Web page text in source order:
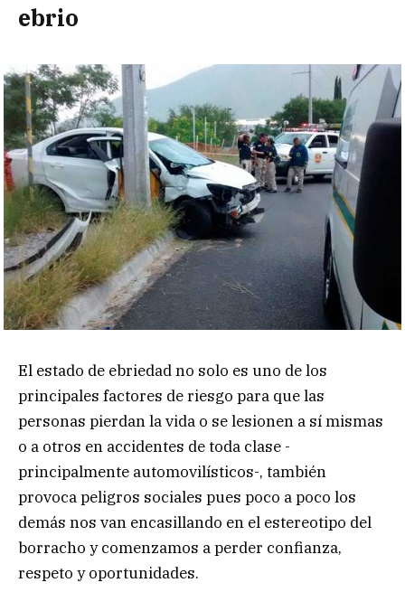
ebrio
El estado de ebriedad no solo es uno de los
principales factores de riesgo para que las
personas pierdan la vida o se lesionen a sí mismas
o a otros en accidentes de toda clase -
principalmente automovilísticos-, también
provoca peligros sociales pues poco a poco los
demás nos van encasillando en el estereotipo del
borracho y comenzamos a perder confianza,
respeto y oportunidades.